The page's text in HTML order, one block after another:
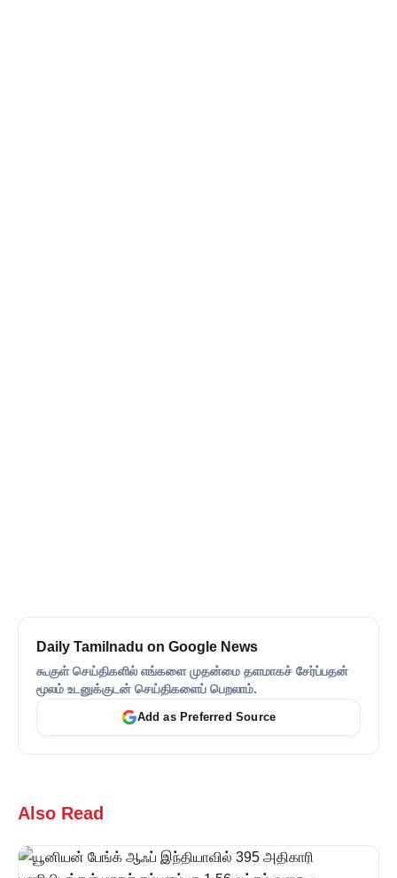
Daily Tamilnadu on Google News
கூகுள் செய்திகளில் எங்களை முதன்மை தளமாகச் சேர்ப்பதன்
மூலம் உடனுக்குடன் செய்திகளைப் பெறலாம்.
Add as Preferred Source
Also Read